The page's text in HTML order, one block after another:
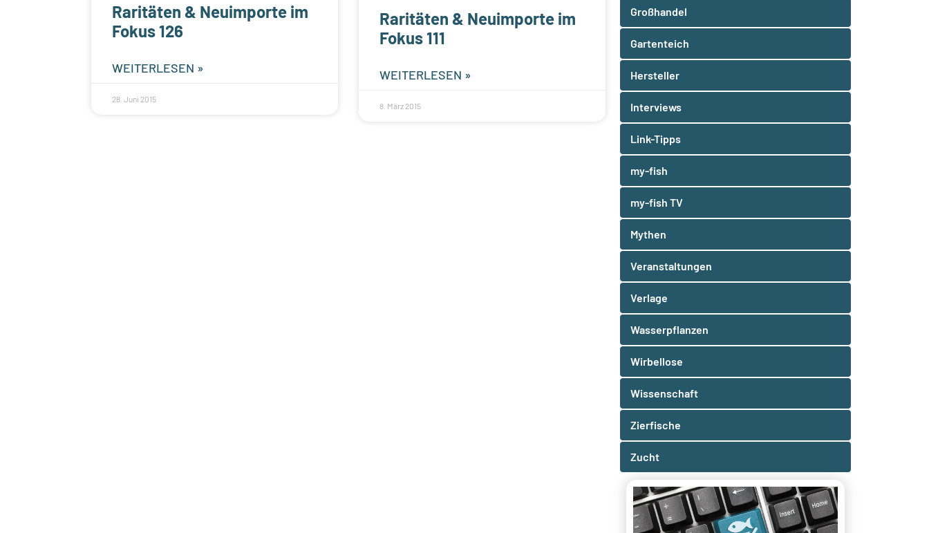
Raritäten & Neuimporte im
Fokus 126
WEITERLESEN »
28. Juni 2015
Raritäten & Neuimporte im
Fokus 111
WEITERLESEN »
8. März 2015
Großhandel
Gartenteich
Hersteller
Interviews
Link-Tipps
my-fish
my-fish TV
Mythen
Veranstaltungen
Verlage
Wasserpflanzen
Wirbellose
Wissenschaft
Zierfische
Zucht